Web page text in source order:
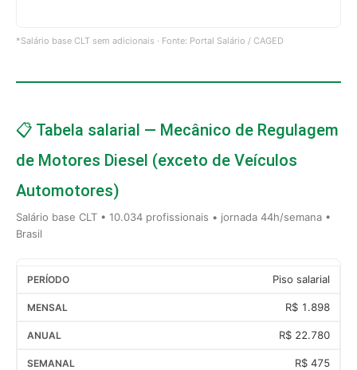
*Salário base CLT sem adicionais · Fonte: Portal Salário / CAGED
📋 Tabela salarial — Mecânico de Regulagem
de Motores Diesel (exceto de Veículos
Automotores)
Salário base CLT • 10.034 profissionais • jornada 44h/semana •
Brasil
Piso salarial
R$ 1.898
R$ 22.780
R$ 475